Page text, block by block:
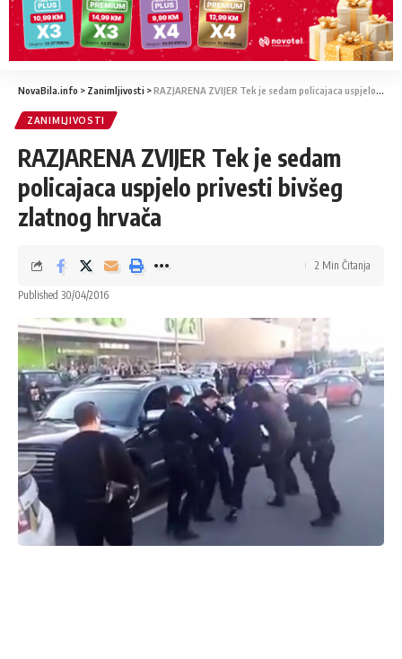
NovaBila.info > Zanimljivosti >RAZJARENA ZVIJER Tek je sedam policajaca uspjelo privesti bivšeg zlatnog hrvača
ZANIMLJIVOSTI
RAZJARENA ZVIJER Tek je sedam
policajaca uspjelo privesti bivšeg
zlatnog hrvača
Published 30/04/2016
2 Min Čitanja